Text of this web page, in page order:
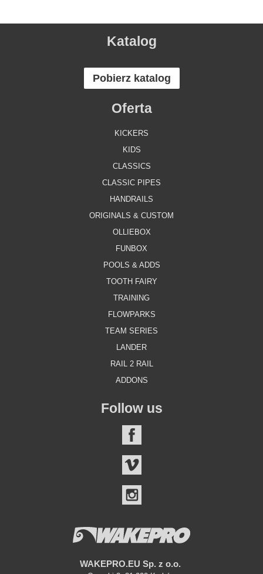
Katalog
Pobierz katalog
Oferta
KICKERS
KIDS
CLASSICS
CLASSIC PIPES
HANDRAILS
ORIGINALS & CUSTOM
OLLIEBOX
FUNBOX
POOLS & ADDS
TOOTH FAIRY
TRAINING
FLOWPARKS
TEAM SERIES
LANDER
RAIL 2 RAIL
ADDONS
Follow us
WAKEPRO.EU Sp. z o.o.